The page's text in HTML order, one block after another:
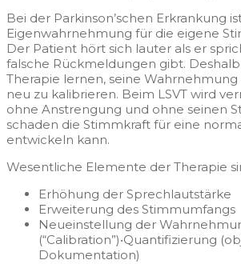
Bei der Parkinson’schen Erkrankung
Eigenwahrnehmung für die eigene
Der Patient hört sich lauter als er
falsche Rückmeldungen gibt.
Therapie lernen, seine
neu zu kalibrieren. Beim LSVT wird
ohne Anstrengung und ohne seinen
schaden die Stimmkraft für eine
entwickeln kann.
Wesentliche Elemente der Therapie
Erhöhung der Sprechlautstärke
Erweiterung des Stimmumfangs
Neueinstellung der
(“Calibration”)•Quantifizierung
Dokumentation)